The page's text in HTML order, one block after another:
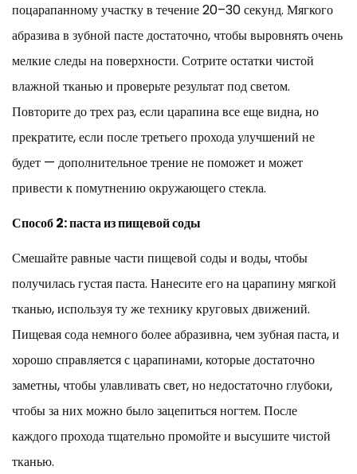
поцарапанному участку в течение 20–30 секунд. Мягкого
абразива в зубной пасте достаточно, чтобы выровнять очень
мелкие следы на поверхности. Сотрите остатки чистой
влажной тканью и проверьте результат под светом.
Повторите до трех раз, если царапина все еще видна, но
прекратите, если после третьего прохода улучшений не
будет — дополнительное трение не поможет и может
привести к помутнению окружающего стекла.
Способ 2: паста из пищевой соды
Смешайте равные части пищевой соды и воды, чтобы
получилась густая паста. Нанесите его на царапину мягкой
тканью, используя ту же технику круговых движений.
Пищевая сода немного более абразивна, чем зубная паста, и
хорошо справляется с царапинами, которые достаточно
заметны, чтобы улавливать свет, но недостаточно глубоки,
чтобы за них можно было зацепиться ногтем. После
каждого прохода тщательно промойте и высушите чистой
тканью.